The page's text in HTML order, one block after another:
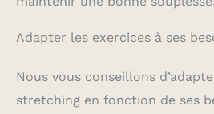
Adapter les exercices à ses
Nous vous conseillons
stretching en fonction de ses